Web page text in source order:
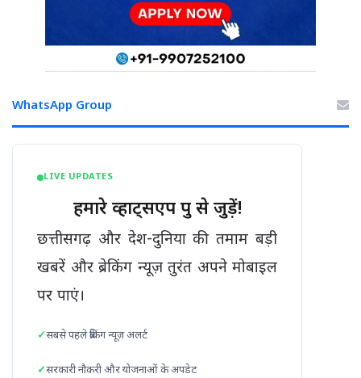
WhatsApp Group
LIVE UPDATES
हमारे व्हाट्सएप ग्रुप से जुड़ें!
छत्तीसगढ़ और देश-दुनिया की तमाम बड़ी
खबरें और ब्रेकिंग न्यूज़ तुरंत अपने मोबाइल
पर पाएं।
सबसे पहले ब्रेकिंग न्यूज़ अलर्ट
सरकारी नौकरी और योजनाओं के अपडेट